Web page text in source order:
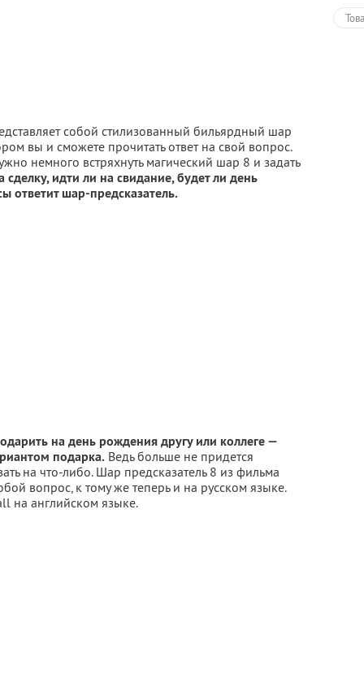
собой стилизованный бильярдный шар
вы и сможете прочитать ответ на свой вопрос.
немного встряхнуть магический шар 8 и задать
сделку, идти ли на свидание, будет ли день
ответит шар-предсказатель.
на день рождения другу или коллеге —
подарка. Ведь больше не придется
на что-либо. Шар предсказатель 8 из фильма
вопрос, к тому же теперь и на русском языке.
на английском языке.